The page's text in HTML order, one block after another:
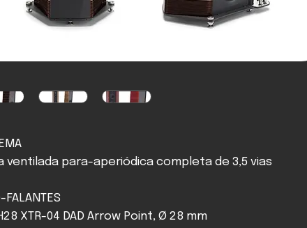
ventilada para-aperiódica completa de 3,5 vias
FALANTES
XTR-04 DAD Arrow Point, Ø 28 mm